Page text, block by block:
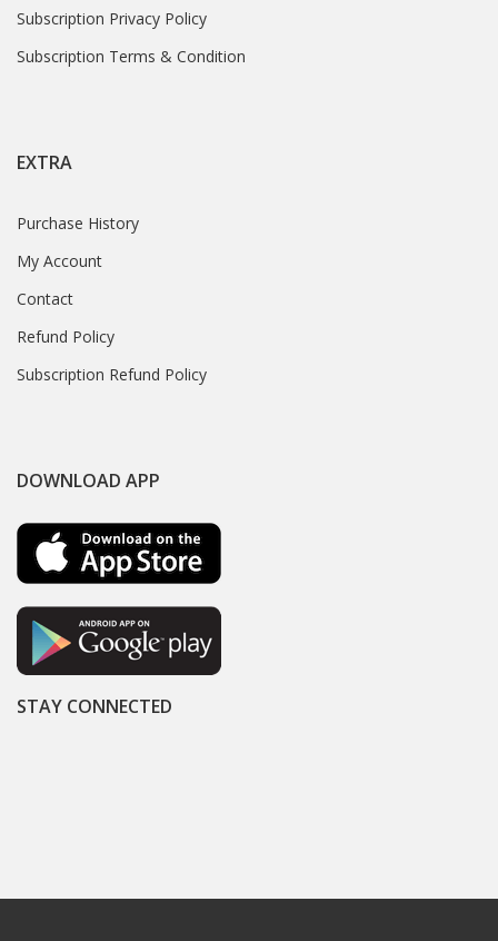
Subscription Privacy Policy
Subscription Terms & Condition
EXTRA
Purchase History
My Account
Contact
Refund Policy
Subscription Refund Policy
DOWNLOAD APP
STAY CONNECTED